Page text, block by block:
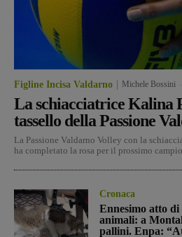
Figline Incisa Valdarno Michele Bossini
La schiacciatrice Kalina
tassello della Passione
La Passione Valdarno Volley con la
ha completato la rosa per il prossimo
Cronaca
Ennesimo atto
animali: a
pallini. Enpa: